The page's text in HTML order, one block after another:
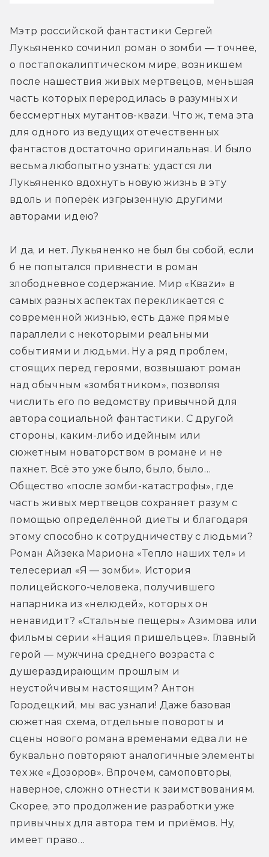
Мэтр российской фантастики Сергей
Лукьяненко сочинил роман о зомби — точнее,
о постапокалиптическом мире, возникшем
после нашествия живых мертвецов, меньшая
часть которых переродилась в разумных и
бессмертных мутантов-кваzи. Что ж, тема эта
для одного из ведущих отечественных
фантастов достаточно оригинальная. И было
весьма любопытно узнать: удастся ли
Лукьяненко вдохнуть новую жизнь в эту
вдоль и поперёк изгрызенную другими
авторами идею?
И да, и нет. Лукьяненко не был бы собой, если
б не попытался привнести в роман
злободневное содержание. Мир «Кваzи» в
самых разных аспектах перекликается с
современной жизнью, есть даже прямые
параллели с некоторыми реальными
событиями и людьми. Ну а ряд проблем,
стоящих перед героями, возвышают роман
над обычным «зомбятником», позволяя
числить его по ведомству привычной для
автора социальной фантастики. С другой
стороны, каким-либо идейным или
сюжетным новаторством в романе и не
пахнет. Всё это уже было, было, было…
Общество «после зомби-катастрофы», где
часть живых мертвецов сохраняет разум с
помощью определённой диеты и благодаря
этому способно к сотрудничеству с людьми?
Роман Айзека Мариона «Тепло наших тел» и
телесериал «Я — зомби». История
полицейского-человека, получившего
напарника из «нелюдей», которых он
ненавидит? «Стальные пещеры» Азимова или
фильмы серии «Нация пришельцев». Главный
герой — мужчина среднего возраста с
душераздирающим прошлым и
неустойчивым настоящим? Антон
Городецкий, мы вас узнали! Даже базовая
сюжетная схема, отдельные повороты и
сцены нового романа временами едва ли не
буквально повторяют аналогичные элементы
тех же «Дозоров». Впрочем, самоповторы,
наверное, сложно отнести к заимствованиям.
Скорее, это продолжение разработки уже
привычных для автора тем и приёмов. Ну,
имеет право…